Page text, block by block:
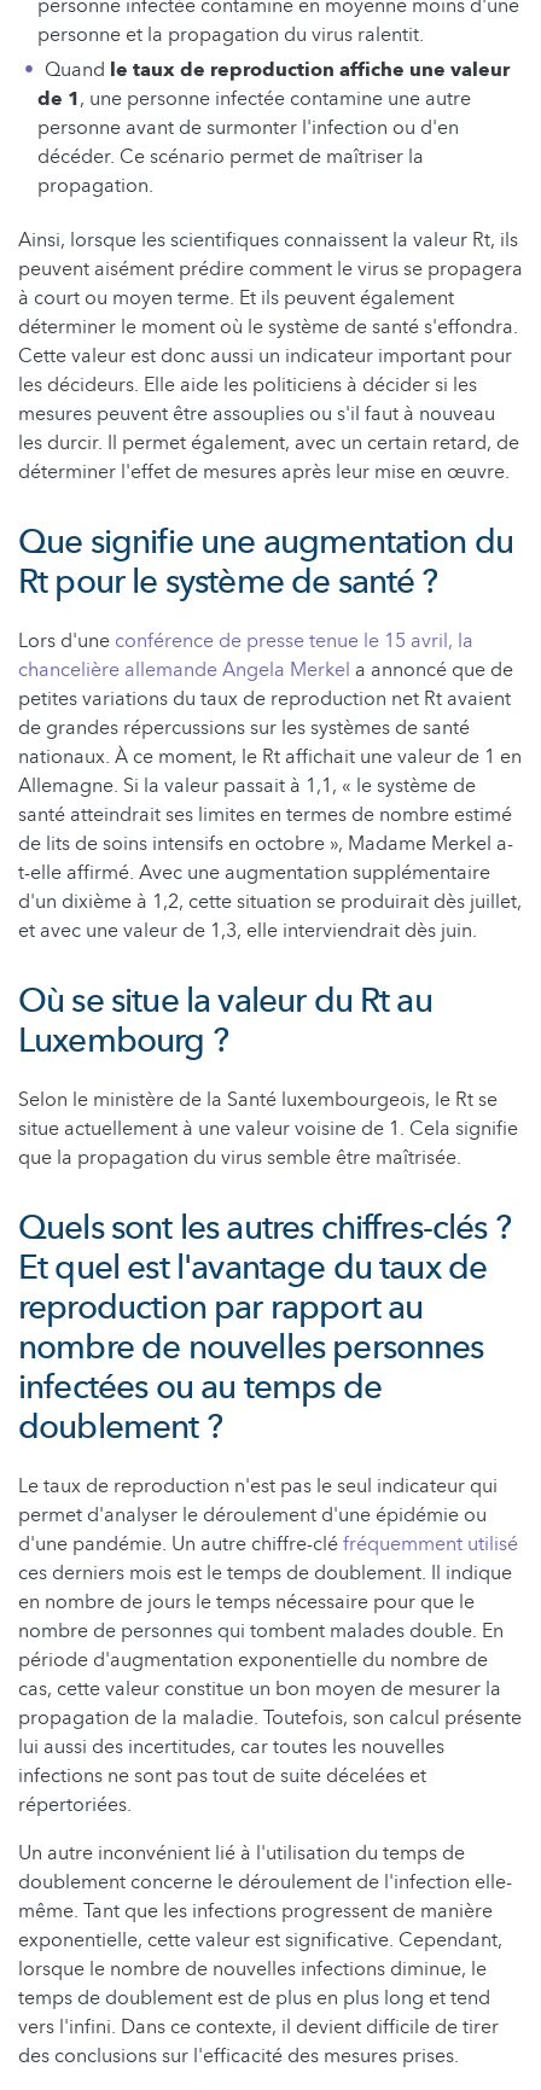
personne infectée contamine en moyenne moins d'une
personne et la propagation du virus ralentit.
Quand le taux de reproduction affiche une valeur
de 1, une personne infectée contamine une autre
personne avant de surmonter l'infection ou d'en
décéder. Ce scénario permet de maîtriser la
propagation.
Ainsi, lorsque les scientifiques connaissent la valeur Rt, ils
peuvent aisément prédire comment le virus se propagera
à court ou moyen terme. Et ils peuvent également
déterminer le moment où le système de santé s'effondra.
Cette valeur est donc aussi un indicateur important pour
les décideurs. Elle aide les politiciens à décider si les
mesures peuvent être assouplies ou s'il faut à nouveau
les durcir. Il permet également, avec un certain retard, de
déterminer l'effet de mesures après leur mise en œuvre.
Que signifie une augmentation du
Rt pour le système de santé ?
Lors d'une conférence de presse tenue le 15 avril, la
chancelière allemande Angela Merkel a annoncé que de
petites variations du taux de reproduction net Rt avaient
de grandes répercussions sur les systèmes de santé
nationaux. À ce moment, le Rt affichait une valeur de 1 en
Allemagne. Si la valeur passait à 1,1, « le système de
santé atteindrait ses limites en termes de nombre estimé
de lits de soins intensifs en octobre », Madame Merkel a-
t-elle affirmé. Avec une augmentation supplémentaire
d'un dixième à 1,2, cette situation se produirait dès juillet,
et avec une valeur de 1,3, elle interviendrait dès juin.
Où se situe la valeur du Rt au
Luxembourg ?
Selon le ministère de la Santé luxembourgeois, le Rt se
situe actuellement à une valeur voisine de 1. Cela signifie
que la propagation du virus semble être maîtrisée.
Quels sont les autres chiffres-clés ?
Et quel est l'avantage du taux de
reproduction par rapport au
nombre de nouvelles personnes
infectées ou au temps de
doublement ?
Le taux de reproduction n'est pas le seul indicateur qui
permet d'analyser le déroulement d'une épidémie ou
d'une pandémie. Un autre chiffre-cléfréquemment utilisé
ces derniers mois est le temps de doublement. Il indique
en nombre de jours le temps nécessaire pour que le
nombre de personnes qui tombent malades double. En
période d'augmentation exponentielle du nombre de
cas, cette valeur constitue un bon moyen de mesurer la
propagation de la maladie. Toutefois, son calcul présente
lui aussi des incertitudes, car toutes les nouvelles
infections ne sont pas tout de suite décelées et
répertoriées.
Un autre inconvénient lié à l'utilisation du temps de
doublement concerne le déroulement de l'infection elle-
même. Tant que les infections progressent de manière
exponentielle, cette valeur est significative. Cependant,
lorsque le nombre de nouvelles infections diminue, le
temps de doublement est de plus en plus long et tend
vers l'infini. Dans ce contexte, il devient difficile de tirer
des conclusions sur l'efficacité des mesures prises.